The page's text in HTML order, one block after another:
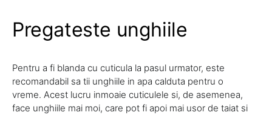
Pregateste unghiile
Pentru a fi blanda cu cuticula la pasul urmator, este
recomandabil sa tii unghiile in apa calduta pentru o
vreme. Acest lucru inmoaie cuticulele si, de asemenea,
face unghiile mai moi, care pot fi apoi mai usor de taiat si